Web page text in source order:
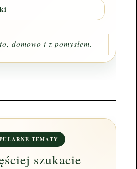
domowo i z pomysłem.
TEMATY
szukacie